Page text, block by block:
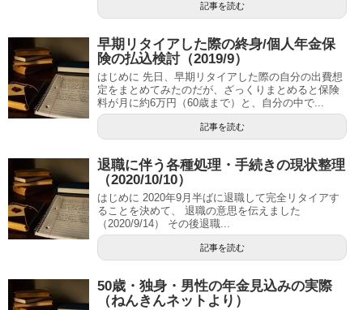
記事を読む
早期リタイアした際の終身/個人年金保
険の払込検討（2019/9）
はじめに 先日、早期リタイアした際の自分の出費想
定をまとめてみたのだが、ざっくりまとめると保険
料が月に約6万円（60歳まで）と、自分の中で...
記事を読む
退職に伴う各種処理・手続きの現状整理
（2020/10/10）
はじめに 2020年9月半ばに退職して完全リタイアす
ることを決めて、 退職の意思を伝えました
（2020/9/14） その後退職...
記事を読む
50歳・独身・男性の年金見込みの実際
（ねんきんネットより）